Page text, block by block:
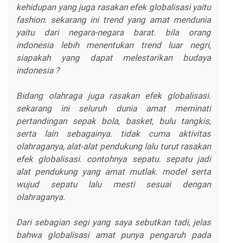
kehidupan yang juga rasakan efek globalisasi yaitu
fashion. sekarang ini trend yang amat mendunia
yaitu dari negara-negara barat. bila orang
indonesia lebih menentukan trend luar negri,
siapakah yang dapat melestarikan budaya
indonesia ?
Bidang olahraga juga rasakan efek globalisasi.
sekarang ini seluruh dunia amat meminati
pertandingan sepak bola, basket, bulu tangkis,
serta lain sebagainya. tidak cuma aktivitas
olahraganya, alat-alat pendukung lalu turut rasakan
efek globalisasi. contohnya sepatu. sepatu jadi
alat pendukung yang amat mutlak. model serta
wujud sepatu lalu mesti sesuai dengan
olahraganya.
Dari sebagian segi yang saya sebutkan tadi, jelas
bahwa globalisasi amat punya pengaruh pada